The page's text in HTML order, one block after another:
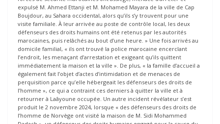
expulsé M. Ahmed Ettanji et M. Mohamed Mayara de la ville de Cap
Boujdour, au Sahara occidental, alors qu’ils s’y trouvent pour une
visite familiale. À leur arrivée au poste de contrôle local, les deux
défenseurs des droits humains ont été retenus par les autorités
marocaines, puis relâchés au bout d’une heure. » Une fois arrivés au
domicile familial, « ils ont trouvé la police marocaine encerclant
l’endroit, les menaçant d’arrestation et exigeant qu’ils quittent
immédiatement la maison et la ville ». De plus, « la famille d’accueil a
également fait l’objet d’actes d’intimidation et de menaces de
perquisition parce qu’elle hébergeait les défenseurs des droits de
l’homme », ce qui a contraint ces derniers à quitter la ville et à
retourner à Laâyoune occupée. Un autre incident révélateur s’est
produit le 2 novembre 2024, lorsque « des défenseurs des droits de
l’homme de Norvège ont visité la maison de M. Sidi Mohammed